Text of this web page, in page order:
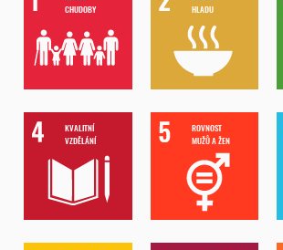
CHUDOBY
HLADU
KVALITNÍ
VZDĚLÁNÍ
ROVNOST
MUŽŮ A ŽEN